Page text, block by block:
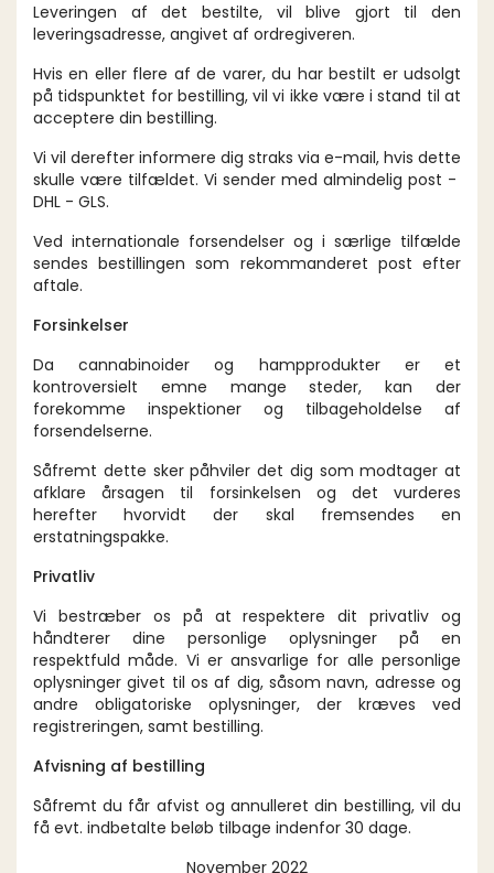
Leveringen af ​​det bestilte, vil blive gjort til den
leveringsadresse, angivet af ordregiveren.
Hvis en eller flere af de varer, du har bestilt er udsolgt
på tidspunktet for bestilling, vil vi ikke være i stand til at
acceptere din bestilling.
Vi vil derefter informere dig straks via e-mail, hvis dette
skulle være tilfældet. Vi sender med almindelig post -
DHL - GLS.
Ved internationale forsendelser og i særlige tilfælde
sendes bestillingen som rekommanderet post efter
aftale.
Forsinkelser
Da cannabinoider og hampprodukter er et
kontroversielt emne mange steder, kan der
forekomme inspektioner og tilbageholdelse af
forsendelserne.
Såfremt dette sker påhviler det dig som modtager at
afklare årsagen til forsinkelsen og det vurderes
herefter hvorvidt der skal fremsendes en
erstatningspakke.
Privatliv
Vi bestræber os på at respektere dit privatliv og
håndterer dine personlige oplysninger på en
respektfuld måde. Vi er ansvarlige for alle personlige
oplysninger givet til os af dig, såsom navn, adresse og
andre obligatoriske oplysninger, der kræves ved
registreringen, samt bestilling.
Afvisning af bestilling
Såfremt du får afvist og annulleret din bestilling, vil du
få evt. indbetalte beløb tilbage indenfor 30 dage.
November 2022